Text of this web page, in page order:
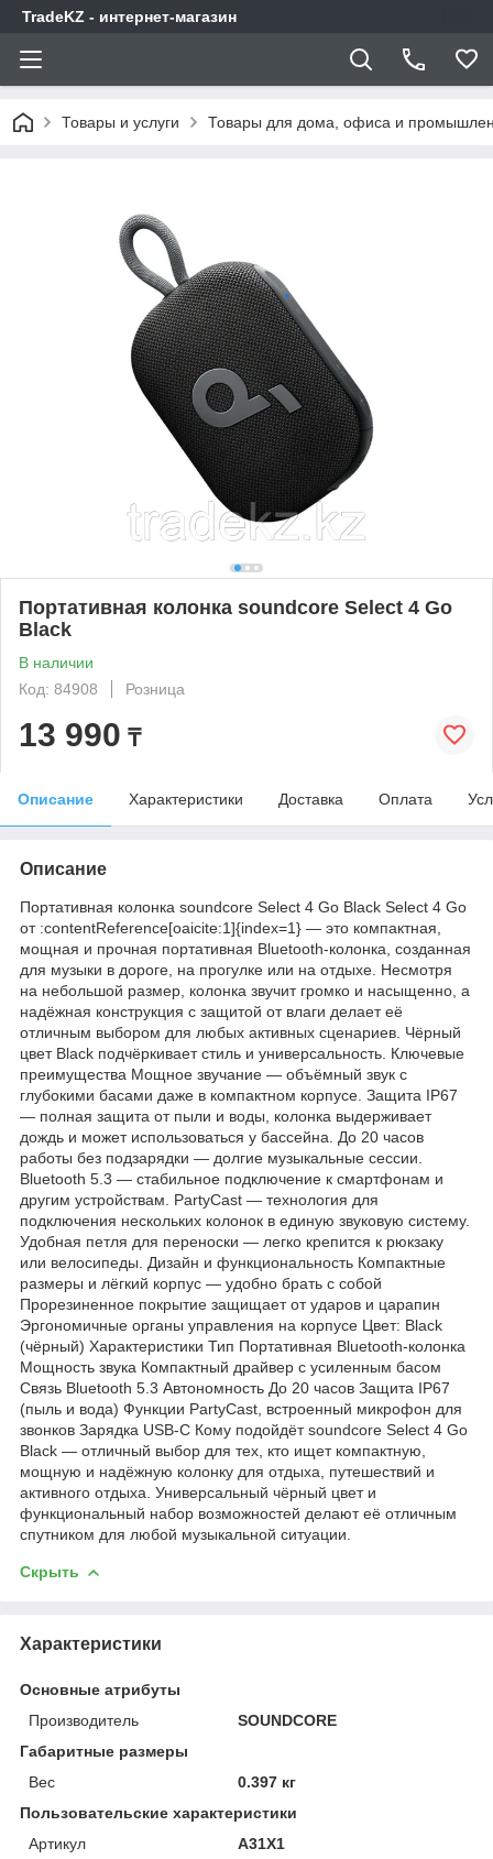
TradeKZ - интернет-магазин
Товары и услуги Товары для дома, офиса и
Портативная колонка soundcore Select 4 Go
Black
В наличии
Код: 84908
Розница
13 990 ₸
Описание Характеристики Доставка Оплата
Описание
Портативная колонка soundcore Select 4 Go Black Select 4 Go
от :contentReference[oaicite:1]{index=1} — это компактная,
мощная и прочная портативная Bluetooth-колонка, созданная
для музыки в дороге, на прогулке или на отдыхе. Несмотря
на небольшой размер, колонка звучит громко и насыщенно, а
надёжная конструкция с защитой от влаги делает её
отличным выбором для любых активных сценариев. Чёрный
цвет Black подчёркивает стиль и универсальность. Ключевые
преимущества Мощное звучание — объёмный звук с
глубокими басами даже в компактном корпусе. Защита IP67
— полная защита от пыли и воды, колонка выдерживает
дождь и может использоваться у бассейна. До 20 часов
работы без подзарядки — долгие музыкальные сессии.
Bluetooth 5.3 — стабильное подключение к смартфонам и
другим устройствам. PartyCast — технология для
подключения нескольких колонок в единую звуковую систему.
Удобная петля для переноски — легко крепится к рюкзаку
или велосипеды. Дизайн и функциональность Компактные
размеры и лёгкий корпус — удобно брать с собой
Прорезиненное покрытие защищает от ударов и царапин
Эргономичные органы управления на корпусе Цвет: Black
(чёрный) Характеристики Тип Портативная Bluetooth-колонка
Мощность звука Компактный драйвер с усиленным басом
Связь Bluetooth 5.3 Автономность До 20 часов Защита IP67
(пыль и вода) Функции PartyCast, встроенный микрофон для
звонков Зарядка USB-C Кому подойдёт soundcore Select 4 Go
Black — отличный выбор для тех, кто ищет компактную,
мощную и надёжную колонку для отдыха, путешествий и
активного отдыха. Универсальный чёрный цвет и
функциональный набор возможностей делают её отличным
спутником для любой музыкальной ситуации.
Скрыть
Характеристики
Основные атрибуты
Производитель
SOUNDCORE
Габаритные размеры
Вес
0.397 кг
Пользовательские характеристики
Артикул
A31X1